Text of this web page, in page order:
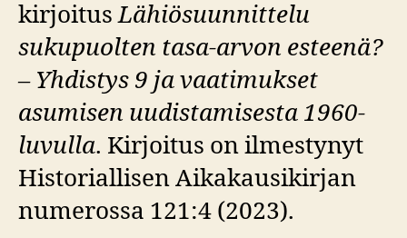
kirjoitusLähiösuunnittelu
sukupuolten tasa-arvon esteenä?
– Yhdistys 9 ja vaatimukset
asumisen uudistamisesta 1960-
luvulla. Kirjoitus on ilmestynyt
Historiallisen Aikakausikirjan
numerossa 121:4 (2023).